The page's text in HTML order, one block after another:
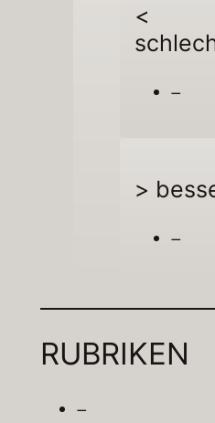
<
–
>
–
RUBRIKEN
–